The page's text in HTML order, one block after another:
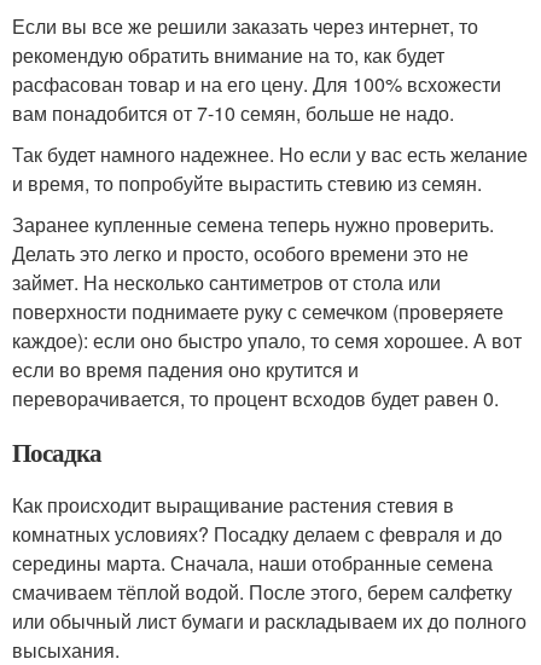
Если вы все же решили заказать через интернет, то
рекомендую обратить внимание на то, как будет
расфасован товар и на его цену. Для 100% всхожести
вам понадобится от 7-10 семян, больше не надо.
Так будет намного надежнее. Но если у вас есть желание
и время, то попробуйте вырастить стевию из семян.
Заранее купленные семена теперь нужно проверить.
Делать это легко и просто, особого времени это не
займет. На несколько сантиметров от стола или
поверхности поднимаете руку с семечком (проверяете
каждое): если оно быстро упало, то семя хорошее. А вот
если во время падения оно крутится и
переворачивается, то процент всходов будет равен 0.
Посадка
Как происходит выращивание растения стевия в
комнатных условиях? Посадку делаем с февраля и до
середины марта. Сначала, наши отобранные семена
смачиваем тёплой водой. После этого, берем салфетку
или обычный лист бумаги и раскладываем их до полного
высыхания.